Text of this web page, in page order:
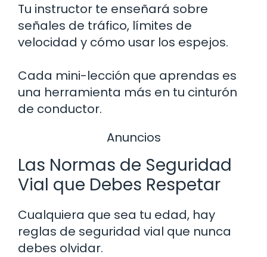
Tu instructor te enseñará sobre
señales de tráfico, límites de
velocidad y cómo usar los espejos.
Cada mini-lección que aprendas es
una herramienta más en tu cinturón
de conductor.
Anuncios
Las Normas de Seguridad
Vial que Debes Respetar
Cualquiera que sea tu edad, hay
reglas de seguridad vial que nunca
debes olvidar.